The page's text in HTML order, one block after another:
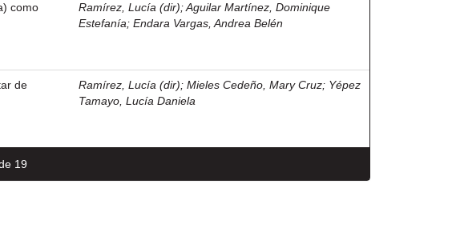
como
Ramírez, Lucía (dir);Aguilar Martínez, Dominique
Estefanía; Endara Vargas, Andrea Belén
de
Ramírez, Lucía (dir); Mieles Cedeño, Mary Cruz; Yépez
Tamayo, Lucía Daniela
19